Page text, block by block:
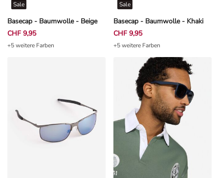
Basecap - Baumwolle - Beige
Sale
CHF 9,95
+5 weitere Farben
Basecap - Baumwolle - Khaki
Sale
CHF 9,95
+5 weitere Farben